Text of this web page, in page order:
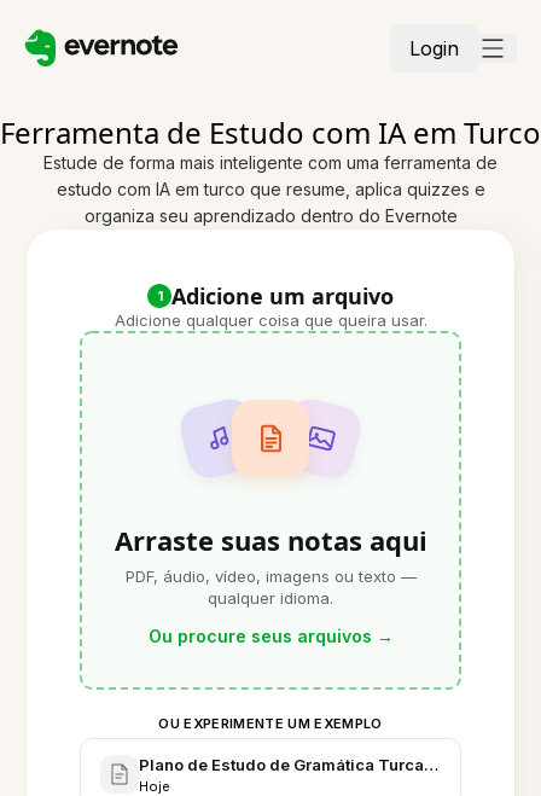
Login
Ferramenta de Estudo com IA em Turco
Estude de forma mais inteligente com uma ferramenta de
estudo com IA em turco que resume, aplica quizzes e
organiza seu aprendizado dentro do Evernote
1 Adicione um arquivo
Adicione qualquer coisa que queira usar.
Arraste suas notas aqui
PDF, áudio, vídeo, imagens ou texto —
qualquer idioma.
Ou procure seus arquivos →
OU EXPERIMENTE UM EXEMPLO
Plano de Estudo de Gramática Turca - Preparação
Hoje